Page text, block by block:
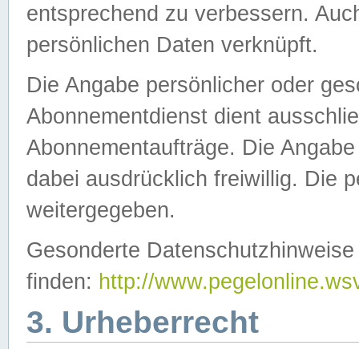
entsprechend zu verbessern.
persönlichen Daten verknüpft.
Die Angabe persönlicher oder
Abonnementdienst dient
Abonnementaufträge. Die
dabei ausdrücklich freiwillig. Die
weitergegeben.
Gesonderte
finden: http://
3. Urheberrecht